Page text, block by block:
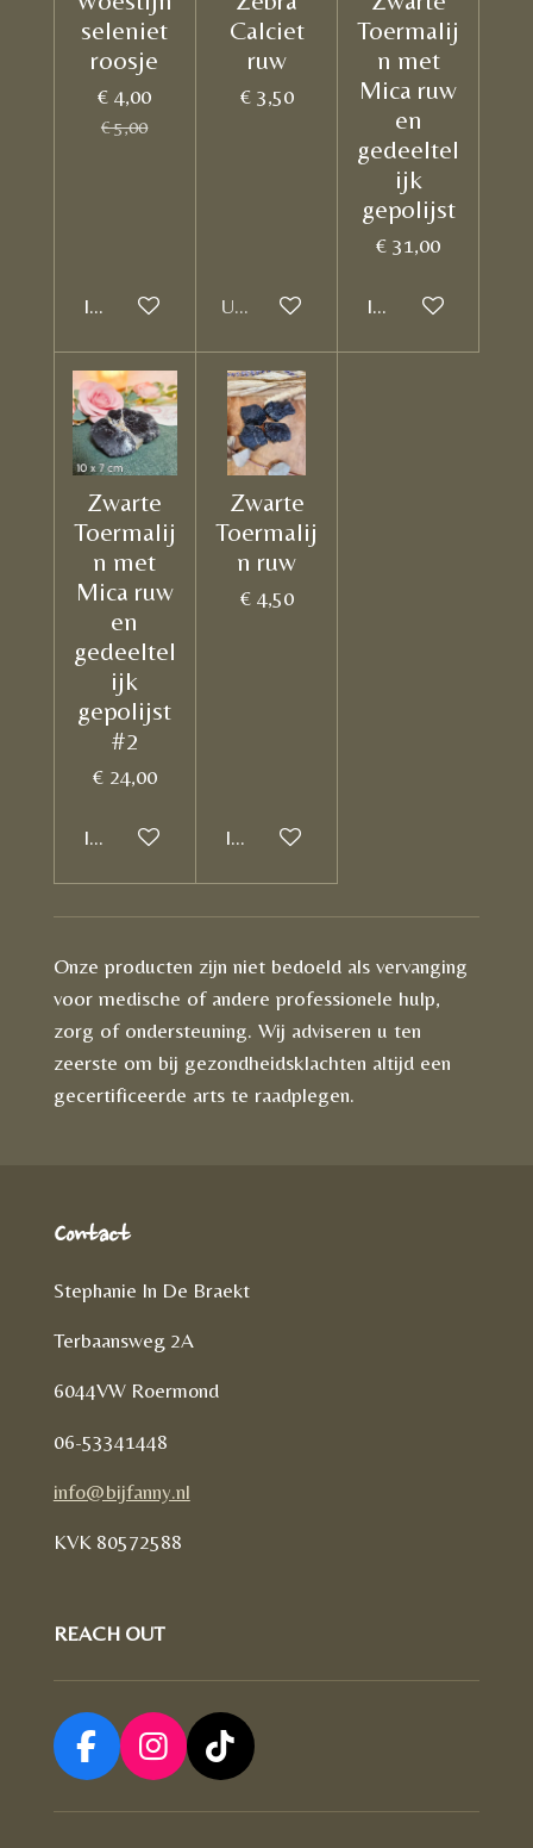
seleniet
roosje
€ 4,00
€ 5,00
In winkelwagen
Calciet
ruw
€ 3,50
Uitverkocht
Toermalij
n met
Mica ruw
en
gedeeltel
ijk
gepolijst
€ 31,00
In winkelwagen
Zwarte
Toermalij
n met
Mica ruw
en
gedeeltel
ijk
gepolijst
#2
€ 24,00
In winkelwagen
Zwarte
Toermalij
n ruw
€ 4,50
In winkelwagen
Onze producten zijn niet bedoeld als vervanging
voor medische of andere professionele hulp,
zorg of ondersteuning. Wij adviseren u ten
zeerste om bij gezondheidsklachten altijd een
gecertificeerde arts te raadplegen.
Contact
Stephanie In De Braekt
Terbaansweg 2A
6044VW Roermond
06-53341448
info@bijfanny.nl
KVK 80572588
REACH OUT
F
I
T